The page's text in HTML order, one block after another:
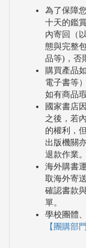
為了保障
十天的鑑
內寄回（
態與完整
品等)，否
購買產品
電子書等
如有商品
國家書店
之後，若
的權利，
出版機關
退款作業。
海外購書
取海外寄
確認書款
單。
學校團體
【團購部門